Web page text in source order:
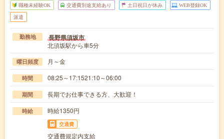
職種未経験OK 交通費別途支給あり 土日祝日が休み WEB登録OK
派遣
勤務地 長野県須坂市
北須坂駅から車5分
曜日頻度 月～金
時間 08:25～17:1521:10～06:00
期間 長期でお仕事できる方、大歓迎！
時給 時給1350円
交通費
交通費規定内支給